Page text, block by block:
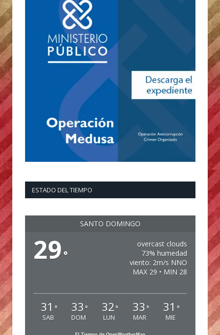
ESTADO DEL TIEMPO
SANTO DOMINGO
29 °
overcast clouds
73% humedad
viento: 2m/s NNO
MAX 29 • MIN 28
31 °
SAB
33 °
DOM
32 °
LUN
33 °
MAR
31 °
MIE